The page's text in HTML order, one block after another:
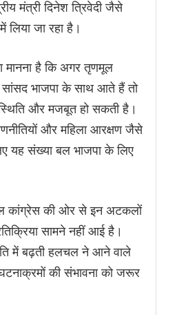
मंत्री दिनेश त्रिवेदी जैसे
लिया जा रहा है।
मानना है कि अगर तृणमूल
भाजपा के साथ आते हैं तो
और मजबूत हो सकती है।
और महिला आरक्षण जैसे
यह संख्या बल भाजपा के लिए
कांग्रेस की ओर से इन अटकलों
सामने नहीं आई है।
में बढ़ती हलचल ने आने वाले
की संभावना को जरूर